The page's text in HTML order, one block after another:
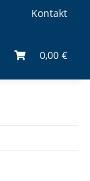
Kontakt
0,00 €